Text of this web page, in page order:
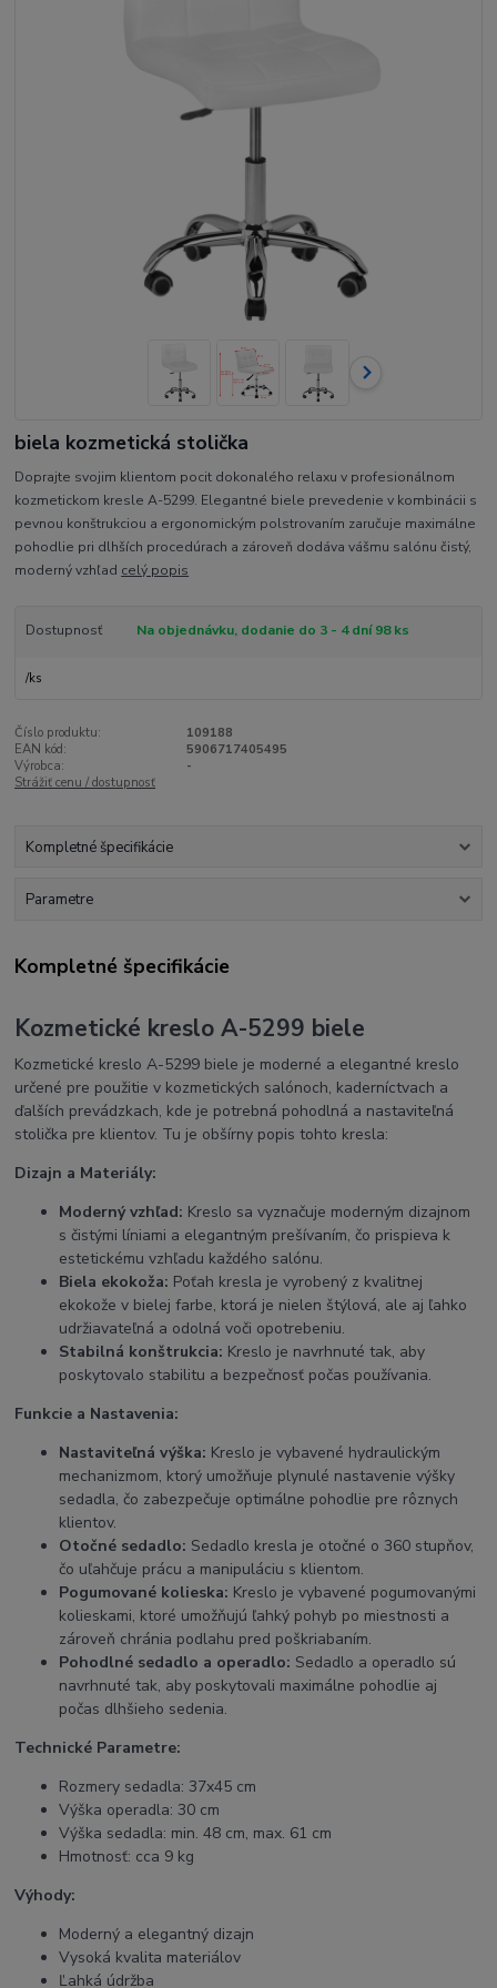
biela kozmetická stolička
Doprajte svojim klientom pocit dokonalého relaxu v profesionálnom
kozmetickom kresle A-5299. Elegantné biele prevedenie v kombinácii s
pevnou konštrukciou a ergonomickým polstrovaním zaručuje maximálne
pohodlie pri dlhších procedúrach a zároveň dodáva vášmu salónu čistý,
moderný vzhľad celý popis
Dostupnosť Na objednávku, dodanie do 3 - 4 dní 98 ks
/ks
Číslo produktu:
109188
EAN kód:
5906717405495
Výrobca:
-
Strážiť cenu / dostupnosť
Kompletné špecifikácie
Parametre
Kompletné špecifikácie
Kozmetické kreslo A-5299 biele
Kozmetické kreslo A-5299 biele je moderné a elegantné kreslo
určené pre použitie v kozmetických salónoch, kaderníctvach a
ďalších prevádzkach, kde je potrebná pohodlná a nastaviteľná
stolička pre klientov. Tu je obšírny popis tohto kresla:
Dizajn a Materiály:
Moderný vzhľad: Kreslo sa vyznačuje moderným dizajnom
s čistými líniami a elegantným prešívaním, čo prispieva k
estetickému vzhľadu každého salónu.
Biela ekokoža: Poťah kresla je vyrobený z kvalitnej
ekokože v bielej farbe, ktorá je nielen štýlová, ale aj ľahko
udržiavateľná a odolná voči opotrebeniu.
Stabilná konštrukcia: Kreslo je navrhnuté tak, aby
poskytovalo stabilitu a bezpečnosť počas používania.
Funkcie a Nastavenia:
Nastaviteľná výška: Kreslo je vybavené hydraulickým
mechanizmom, ktorý umožňuje plynulé nastavenie výšky
sedadla, čo zabezpečuje optimálne pohodlie pre rôznych
klientov.
Otočné sedadlo: Sedadlo kresla je otočné o 360 stupňov,
čo uľahčuje prácu a manipuláciu s klientom.
Pogumované kolieska: Kreslo je vybavené pogumovanými
kolieskami, ktoré umožňujú ľahký pohyb po miestnosti a
zároveň chránia podlahu pred poškriabaním.
Pohodlné sedadlo a operadlo: Sedadlo a operadlo sú
navrhnuté tak, aby poskytovali maximálne pohodlie aj
počas dlhšieho sedenia.
Technické Parametre:
Rozmery sedadla: 37x45 cm
Výška operadla: 30 cm
Výška sedadla: min. 48 cm, max. 61 cm
Hmotnosť: cca 9 kg
Výhody:
Moderný a elegantný dizajn
Vysoká kvalita materiálov
Ľahká údržba